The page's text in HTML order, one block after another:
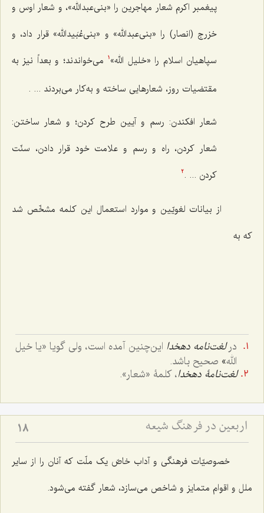
پیغمبر اکرم شعار مهاجرین را «بنی‌عبدالله»، و شعار اوس و
خزرج (انصار) را «بنی‌عبدالله» و «بنی‌عُبَیدالله» قرار داد، و
سپاهیان اسلام را «خلیل الله» 1
می‌خواندند؛ و بعداً نیز به
مقتضیات روز، شعارهایی ساخته و به‌کار می‌بردند ... .
شعار افکندن: رسم و آیین طرح کردن؛ و شعار ساختن:
شعار کردن، راه و رسم و علامت خود قرار دادن، سنّت
کردن ... .2
از بیانات لغویّین و موارد استعمال این کلمه مشخّص شد
که به
درلغت‌نامه دهخدا این‌چنین آمده است، ولی گویا «یا خیل
الله» صحیح باشد.
لغت‌نامۀ دهخدا، کلمۀ «شعار».
اربعین در فرهنگ شیعه 18
خصوصیّات فرهنگی و آداب خاصّ یک ملّت که آنان را از سایر
ملل و اقوام متمایز و شاخص می‌سازد، شعار گفته می‌شود.